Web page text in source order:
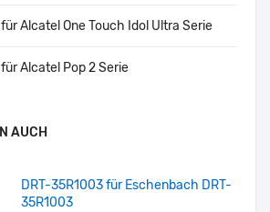
Alcatel One Touch Idol Ultra Serie
Alcatel Pop 2 Serie
AUCH
DRT-35R1003 für Eschenbach DRT-
35R1003